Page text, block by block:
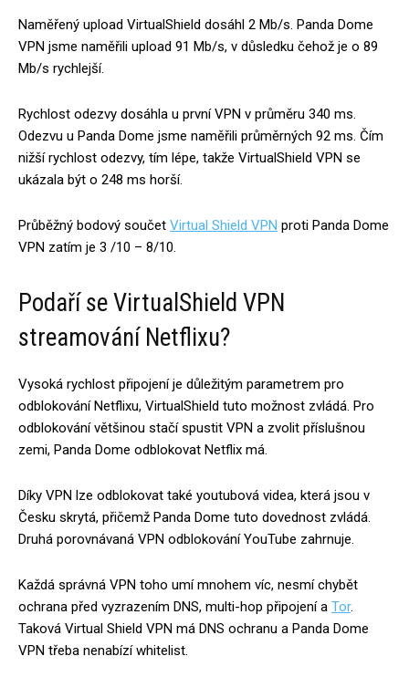
Naměřený upload VirtualShield dosáhl 2 Mb/s. Panda Dome
VPN jsme naměřili upload 91 Mb/s, v důsledku čehož je o 89
Mb/s rychlejší.
Rychlost odezvy dosáhla u první VPN v průměru 340 ms.
Odezvu u Panda Dome jsme naměřili průměrných 92 ms. Čím
nižší rychlost odezvy, tím lépe, takže VirtualShield VPN se
ukázala být o 248 ms horší.
Průběžný bodový součet Virtual Shield VPN proti Panda Dome
VPN zatím je 3 /10 – 8/10.
Podaří se VirtualShield VPN
streamování Netflixu?
Vysoká rychlost připojení je důležitým parametrem pro
odblokování Netflixu, VirtualShield tuto možnost zvládá. Pro
odblokování většinou stačí spustit VPN a zvolit příslušnou
zemi, Panda Dome odblokovat Netflix má.
Díky VPN lze odblokovat také youtubová videa, která jsou v
Česku skrytá, přičemž Panda Dome tuto dovednost zvládá.
Druhá porovnávaná VPN odblokování YouTube zahrnuje.
Každá správná VPN toho umí mnohem víc, nesmí chybět
ochrana před vyzrazením DNS, multi-hop připojení a Tor.
Taková Virtual Shield VPN má DNS ochranu a Panda Dome
VPN třeba nenabízí whitelist.